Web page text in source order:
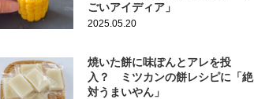
ごいアイディア」
2025.05.20
焼いた餅に味ぽんとアレを投
入？ ミツカンの餅レシピに「絶
対うまいやん」